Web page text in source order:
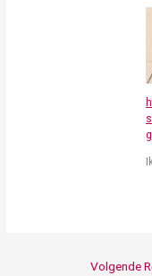
Volgende